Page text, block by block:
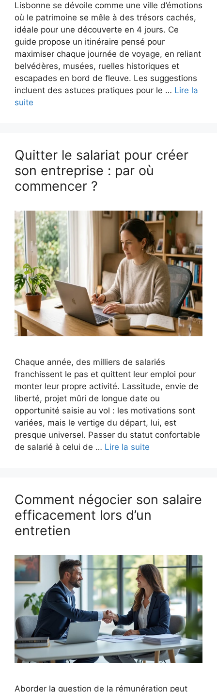
Lisbonne se dévoile comme une ville d’émotions
où le patrimoine se mêle à des trésors cachés,
idéale pour une découverte en 4 jours. Ce
guide propose un itinéraire pensé pour
maximiser chaque journée de voyage, en reliant
belvédères, musées, ruelles historiques et
escapades en bord de fleuve. Les suggestions
incluent des astuces pratiques pour le … Lire la
suite
Quitter le salariat pour créer
son entreprise : par où
commencer ?
Chaque année, des milliers de salariés
franchissent le pas et quittent leur emploi pour
monter leur propre activité. Lassitude, envie de
liberté, projet mûri de longue date ou
opportunité saisie au vol : les motivations sont
variées, mais le vertige du départ, lui, est
presque universel. Passer du statut confortable
de salarié à celui de … Lire la suite
Comment négocier son salaire
efficacement lors d’un
entretien
Aborder la question de la rémunération peut